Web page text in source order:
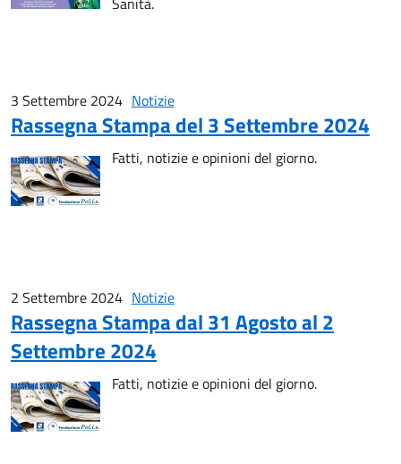
3 Settembre 2024 Notizie
Rassegna Stampa del 3 Settembre 2024
Fatti, notizie e opinioni del giorno.
2 Settembre 2024 Notizie
Rassegna Stampa dal 31 Agosto al 2
Settembre 2024
Fatti, notizie e opinioni del giorno.